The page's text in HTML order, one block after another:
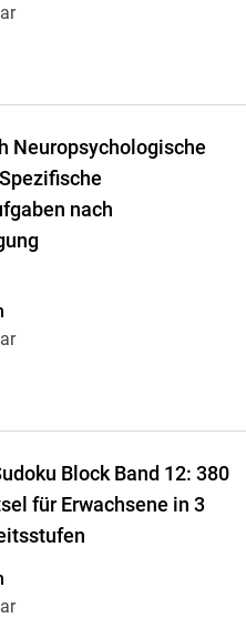
Neuropsychologische
nach
Block Band 12: 380
für Erwachsene in 3